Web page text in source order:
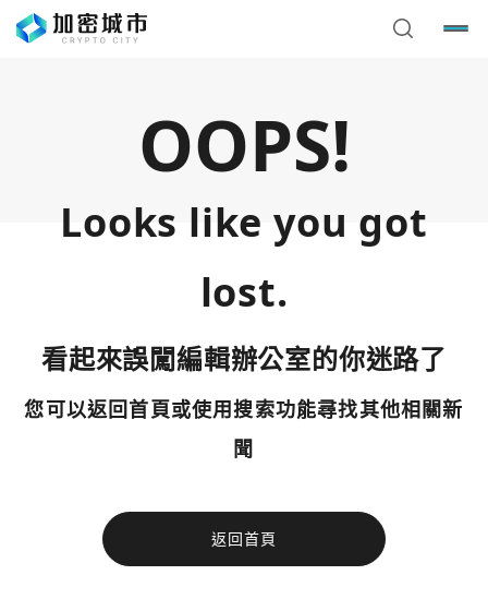
OOPS!
Looks like you got
lost.
看起來誤闖編輯辦公室的你迷路了
您可以返回首頁或使用搜索功能尋找其他相關新
聞
返回首頁
今日熱門
使用以下帳號繼續
您已閒置5分鐘，請點擊關閉按鈕或空白處，即可回到加密
今日熱門